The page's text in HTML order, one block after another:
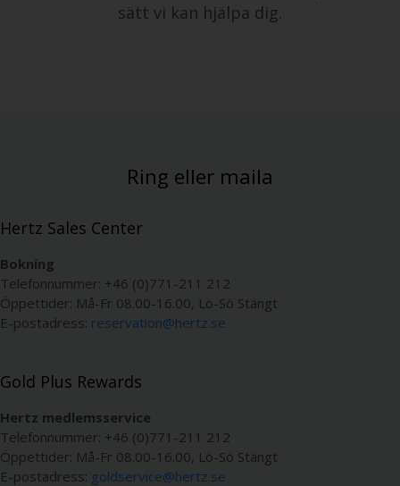
sätt vi kan hjälpa dig.
Ring eller maila
Hertz Sales Center
Bokning
Telefonnummer: +46 (0)771-211 212
Öppettider: Må-Fr 08.00-16.00, Lö-Sö Stängt
E-postadress: reservation@hertz.se
Gold Plus Rewards
Hertz medlemsservice
Telefonnummer: +46 (0)771-211 212
Öppettider: Må-Fr 08.00-16.00, Lö-Sö Stängt
E-postadress: goldservice@hertz.se